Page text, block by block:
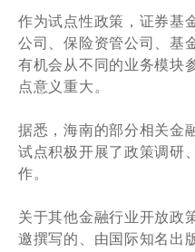
作为试点性政策，证券基
公司、保险资管公司、基
有机会从不同的业务模块
点意义重大。
据悉，海南的部分相关金
试点积极开展了政策调研
作。
关于其他金融行业开放政
邀撰写的、由国际知名出